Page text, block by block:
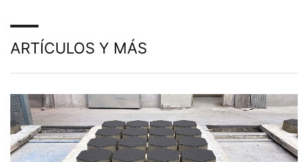
ARTÍCULOS Y MÁS